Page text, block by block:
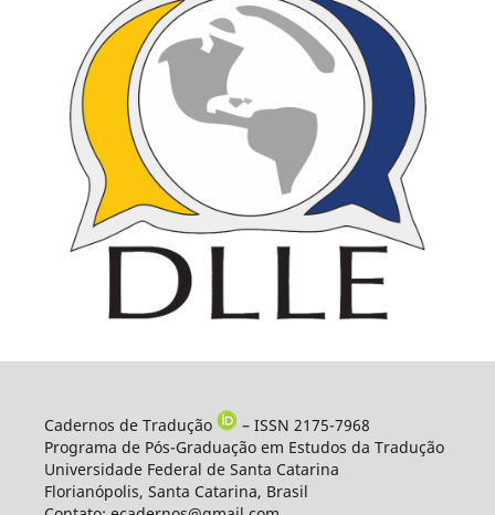
Cadernos de Tradução
– ISSN 2175-7968
Programa de Pós-Graduação em Estudos da Tradução
Universidade Federal de Santa Catarina
Florianópolis, Santa Catarina, Brasil